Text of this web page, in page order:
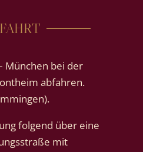
München bei der
abfahren.
folgend über eine
mit